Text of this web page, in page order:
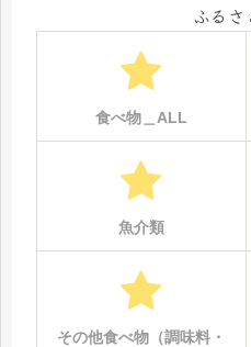
ふるさ
食べ物＿ALL
魚介類
その他食べ物（調味料・